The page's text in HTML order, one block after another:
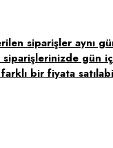
siparişler aynı
gün
bir fiyata